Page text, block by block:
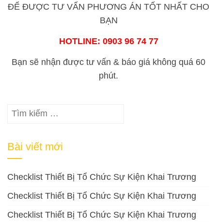
ĐỂ ĐƯỢC TƯ VẤN PHƯƠNG ÁN TỐT NHẤT CHO
BẠN
HOTLINE: 0903 96 74 77
Bạn sẽ nhận được tư vấn & báo giá không quá 60
phút.
Tìm
Bài viết mới
Checklist Thiết Bị Tổ Chức Sự Kiện Khai Trương
Checklist Thiết Bị Tổ Chức Sự Kiện Khai Trương
Checklist Thiết Bị Tổ Chức Sự Kiện Khai Trương